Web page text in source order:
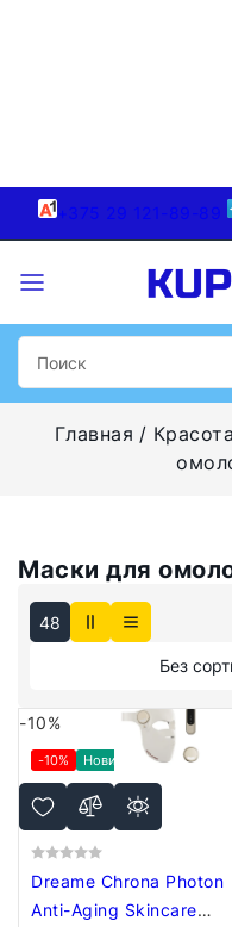
+375 29 121-89-89
Главная
Маски для
48
Без
-10%
-10% Новинка
Dreame Chrona Photon
Anti-Aging Skincare